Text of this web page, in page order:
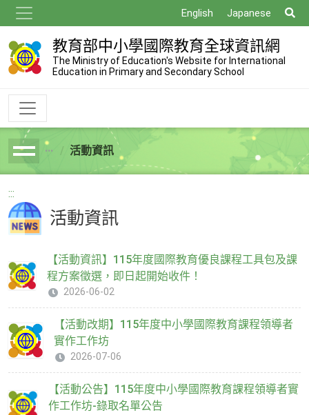
到
主
要
內
English Japanese
尋
教育部中小學國際教育全球資訊網
The Ministry of Education's Website for International
Education in Primary and Secondary School
breadcrumb活動資訊
:::
活動資訊
【活動資訊】115年度國際教育優良課程工具包及課
程方案徵選，即日起開始收件！
2026-06-02
【活動改期】115年度中小學國際教育課程領導者
實作工作坊
2026-07-06
【活動公告】115年度中小學國際教育課程領導者實
作工作坊-錄取名單公告